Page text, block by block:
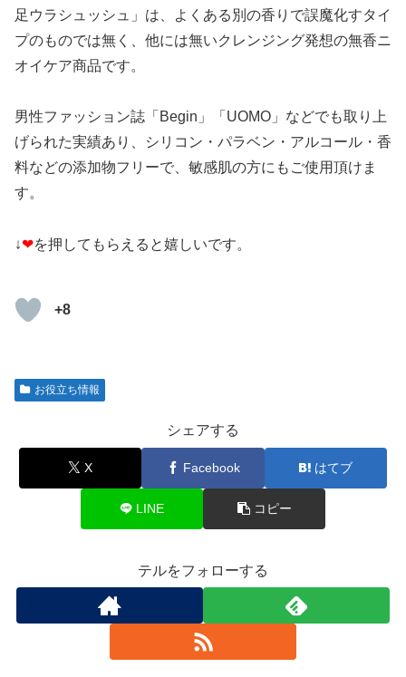
足ウラシュッシュ」は、よくある別の香りで誤魔化すタイ
プのものでは無く、他には無いクレンジング発想の無香ニ
オイケア商品です。
男性ファッション誌「Begin」「UOMO」などでも取り上
げられた実績あり、シリコン・パラベン・アルコール・香
料などの添加物フリーで、敏感肌の方にもご使用頂けま
す。
↓❤を押してもらえると嬉しいです。
+8
お役立ち情報
シェアする
X Facebook はてブ
LINE コピー
テルをフォローする